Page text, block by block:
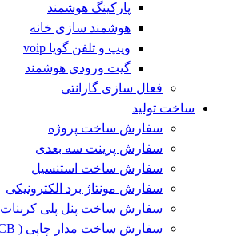
پارکینگ هوشمند
هوشمند سازی خانه
ویپ و تلفن گویا voip
گیت ورودی هوشمند
فعال سازی گارانتی
ساخت تولید
سفارش ساخت پروژه
سفارش پرینت سه بعدی
سفارش ساخت استنسیل
سفارش مونتاژ برد الکترونیکی
سفارش ساخت پنل پلی کربنات
سفارش ساخت مدار چاپی ( PCB )